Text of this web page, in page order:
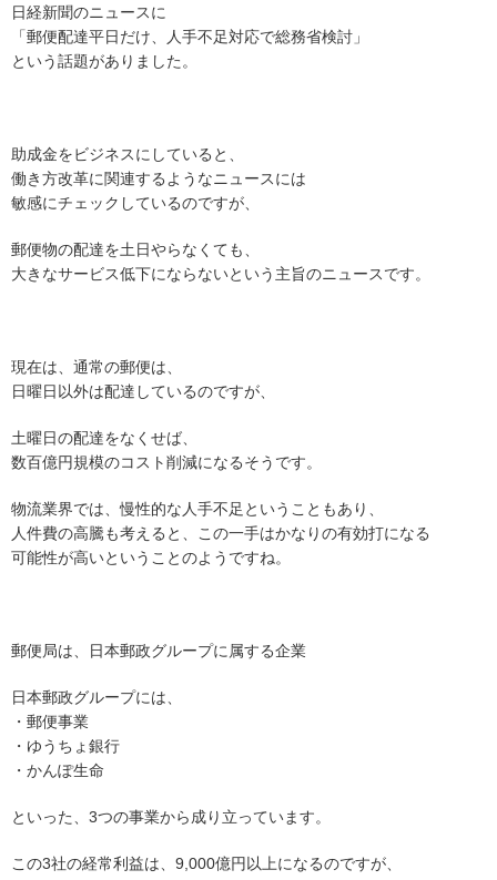
日経新聞のニュースに
「郵便配達平日だけ、人手不足対応で総務省検討」
という話題がありました。
助成金をビジネスにしていると、
働き方改革に関連するようなニュースには
敏感にチェックしているのですが、
郵便物の配達を土日やらなくても、
大きなサービス低下にならないという主旨のニュースです。
現在は、通常の郵便は、
日曜日以外は配達しているのですが、
土曜日の配達をなくせば、
数百億円規模のコスト削減になるそうです。
物流業界では、慢性的な人手不足ということもあり、
人件費の高騰も考えると、この一手はかなりの有効打になる
可能性が高いということのようですね。
郵便局は、日本郵政グループに属する企業
日本郵政グループには、
・郵便事業
・ゆうちょ銀行
・かんぽ生命
といった、3つの事業から成り立っています。
この3社の経常利益は、9,000億円以上になるのですが、